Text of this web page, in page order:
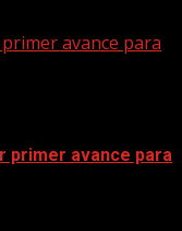
avance para
primer avance para